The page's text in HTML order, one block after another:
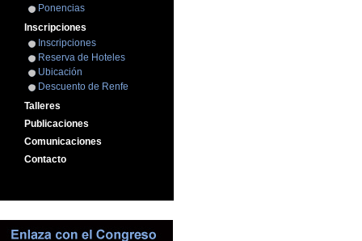
Ponencias
Inscripciones
Inscripciones
Reserva de Hoteles
Ubicación
Descuento de Renfe
Talleres
Publicaciones
Comunicaciones
Contacto